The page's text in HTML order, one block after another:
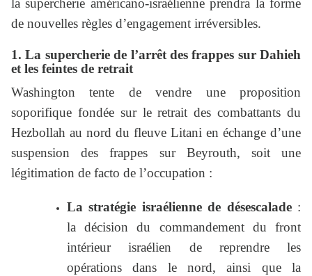
la supercherie américano-israélienne prendra la forme
de nouvelles règles d’engagement irréversibles.
1. La supercherie de l’arrêt des frappes sur Dahieh
et les feintes de retrait
Washington tente de vendre une proposition
soporifique fondée sur le retrait des combattants du
Hezbollah au nord du fleuve Litani en échange d’une
suspension des frappes sur Beyrouth, soit une
légitimation de facto de l’occupation :
La stratégie israélienne de désescalade:
la décision du commandement du front
intérieur israélien de reprendre les
opérations dans le nord, ainsi que la